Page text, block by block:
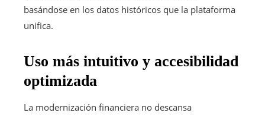
basándose en los datos históricos que la plataforma
unifica.
Uso más intuitivo y accesibilidad
optimizada
La modernización financiera no descansa